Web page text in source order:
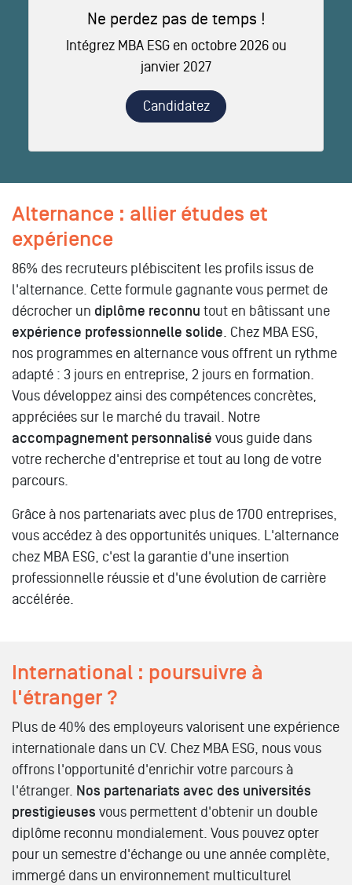
Ne perdez pas de temps !
Intégrez MBA ESG en octobre 2026 ou
janvier 2027
Candidatez
Alternance : allier études et
expérience
86% des recruteurs plébiscitent les profils issus de
l'alternance. Cette formule gagnante vous permet de
décrocher un diplôme reconnu tout en bâtissant une
expérience professionnelle solide. Chez MBA ESG,
nos programmes en alternance vous offrent un rythme
adapté : 3 jours en entreprise, 2 jours en formation.
Vous développez ainsi des compétences concrètes,
appréciées sur le marché du travail. Notre
accompagnement personnalisé vous guide dans
votre recherche d'entreprise et tout au long de votre
parcours.
Grâce à nos partenariats avec plus de 1700 entreprises,
vous accédez à des opportunités uniques. L'alternance
chez MBA ESG, c'est la garantie d'une insertion
professionnelle réussie et d'une évolution de carrière
accélérée.
International : poursuivre à
l'étranger ?
Plus de 40% des employeurs valorisent une expérience
internationale dans un CV. Chez MBA ESG, nous vous
offrons l'opportunité d'enrichir votre parcours à
l'étranger. Nos partenariats avec des universités
prestigieuses vous permettent d'obtenir un double
diplôme reconnu mondialement. Vous pouvez opter
pour un semestre d'échange ou une année complète,
immergé dans un environnement multiculturel